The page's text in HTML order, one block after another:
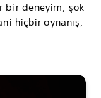
bir deneyim, şok
hiçbir oynanış,